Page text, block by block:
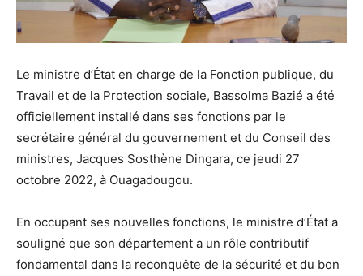
Le ministre d’État en charge de la Fonction publique, du
Travail et de la Protection sociale, Bassolma Bazié a été
officiellement installé dans ses fonctions par le
secrétaire général du gouvernement et du Conseil des
ministres, Jacques Sosthène Dingara, ce jeudi 27
octobre 2022, à Ouagadougou.
En occupant ses nouvelles fonctions, le ministre d’État a
souligné que son département a un rôle contributif
fondamental dans la reconquête de la sécurité et du bon